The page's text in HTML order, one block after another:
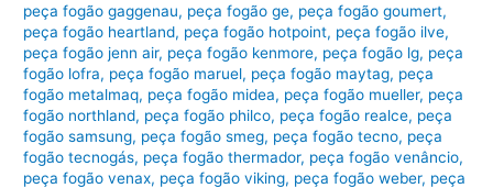
peça fogão gaggenau, peça fogão ge, peça fogão goumert,
peça fogão heartland, peça fogão hotpoint, peça fogão ilve,
peça fogão jenn air, peça fogão kenmore, peça fogão lg, peça
fogão lofra, peça fogão maruel, peça fogão maytag, peça
fogão metalmaq, peça fogão midea, peça fogão mueller, peça
fogão northland, peça fogão philco, peça fogão realce, peça
fogão samsung, peça fogão smeg, peça fogão tecno, peça
fogão tecnogás, peça fogão thermador, peça fogão venâncio,
peça fogão venax, peça fogão viking, peça fogão weber, peça